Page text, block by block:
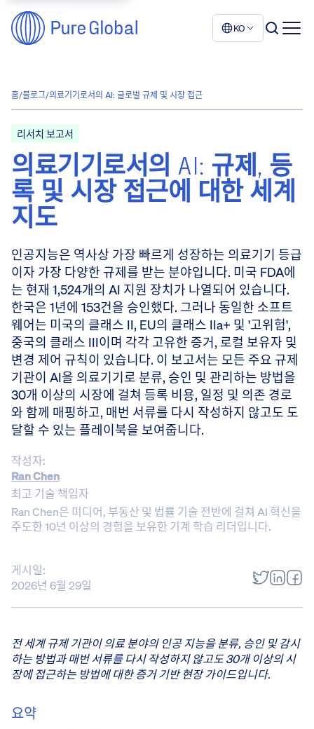
KO
홈/블로그/의료기기로서의 AI: 글로벌 규제 및 시장 접근
리서치 보고서
의료기기로서의 AI: 규제, 등
록 및 시장 접근에 대한 세계
지도
인공지능은 역사상 가장 빠르게 성장하는 의료기기 등급
이자 가장 다양한 규제를 받는 분야입니다. 미국 FDA에
는 현재 1,524개의 AI 지원 장치가 나열되어 있습니다.
한국은 1년에 153건을 승인했다. 그러나 동일한 소프트
웨어는 미국의 클래스 II, EU의 클래스 IIa+ 및 '고위험',
중국의 클래스 III이며 각각 고유한 증거, 로컬 보유자 및
변경 제어 규칙이 있습니다. 이 보고서는 모든 주요 규제
기관이 AI을 의료기기로 분류, 승인 및 관리하는 방법을
30개 이상의 시장에 걸쳐 등록 비용, 일정 및 의존 경로
와 함께 매핑하고, 매번 서류를 다시 작성하지 않고도 도
달할 수 있는 플레이북을 보여줍니다.
작성자:
Ran Chen
최고 기술 책임자
Ran Chen은 미디어, 부동산 및 법률 기술 전반에 걸쳐 AI 혁신을
주도한 10년 이상의 경험을 보유한 기계 학습 리더입니다.
게시일:
2026년 6월 29일
전 세계 규제 기관이 의료 분야의 인공 지능을 분류, 승인 및 감시
하는 방법과 매번 서류를 다시 작성하지 않고도 30개 이상의 시
장에 접근하는 방법에 대한 증거 기반 현장 가이드입니다.
요약